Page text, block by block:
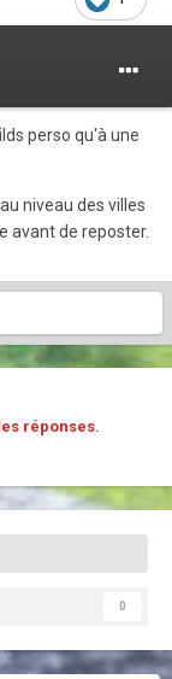
perso qu'à une
niveau des villes
avant de reposter.
réponses.
0